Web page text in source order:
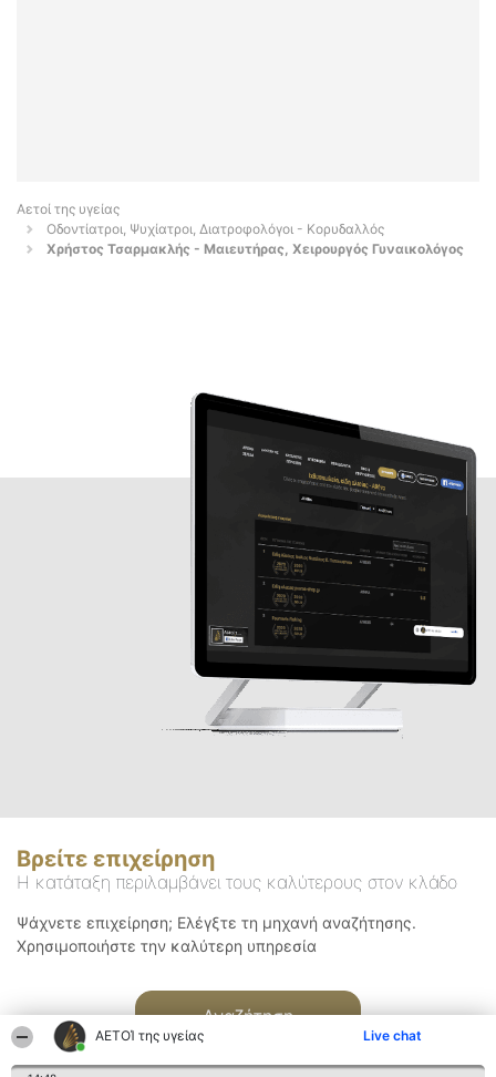
ΑΕΤΟΊ της υγείας Live chat
Αετοί της υγείας
Οδοντίατροι, Ψυχίατροι, Διατροφολόγοι - Κορυδαλλός
Χρήστος Τσαρμακλής - Μαιευτήρας, Χειρουργός Γυναικολόγος
Βρείτε επιχείρηση
Η κατάταξη περιλαμβάνει τους καλύτερους στον κλάδο
Ψάχνετε επιχείρηση; Ελέγξτε τη μηχανή αναζήτησης.
Χρησιμοποιήστε την καλύτερη υπηρεσία
Αναζήτηση